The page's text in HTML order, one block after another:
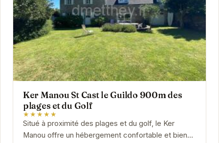
Ker Manou St Cast le Guildo 900m des
plages et du Golf
★★★★★
Situé à proximité des plages et du golf, le Ker
Manou offre un hébergement confortable et bien